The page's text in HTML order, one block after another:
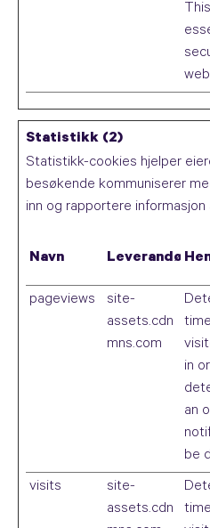
Statistikk (2)
Statistikk-cookies hjelper
besøkende kommuniserer
inn og rapportere informasjon
Navn Leverandør
pageviews
site-
assets.cdn
mns.com
in
an
be
visits
site-
assets.cdn